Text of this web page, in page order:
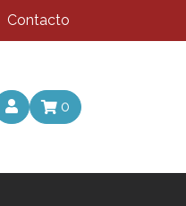
Contacto
0